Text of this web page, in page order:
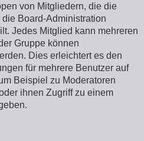
von Mitgliedern, die die
Board-Administration
Jedes Mitglied kann mehreren
Gruppe können
Dies erleichtert es den
für mehrere Benutzer auf
Beispiel zu Moderatoren
ihnen Zugriff zu einem